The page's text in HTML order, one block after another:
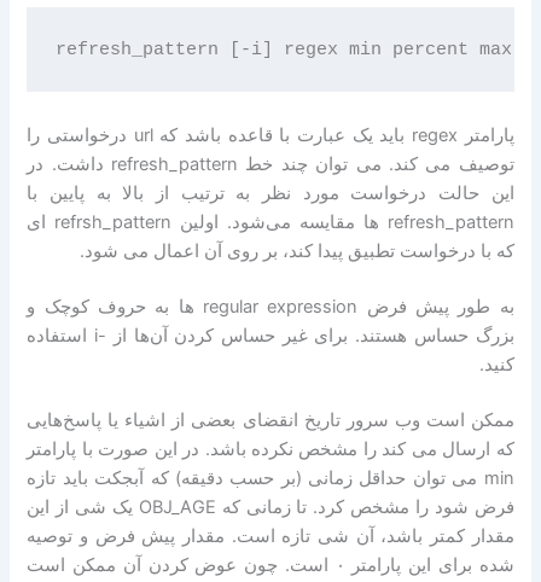
پارامتر regex باید یک عبارت با قاعده باشد که url درخواستی را
توصیف می کند. می توان چند خط refresh_pattern داشت. در
این حالت درخواست مورد نظر به ترتیب از بالا به پایین با
refresh_pattern ها مقایسه می‌شود. اولین refrsh_pattern ای
که با درخواست تطبیق پیدا کند، بر روی آن اعمال می شود.
به طور پیش فرض regular expression ها به حروف کوچک و
بزرگ حساس هستند. برای غیر حساس کردن آن‌ها از -i استفاده
کنید.
ممکن است وب سرور تاریخ انقضای بعضی از اشیاء یا پاسخ‌هایی
که ارسال می کند را مشخص نکرده باشد. در این صورت با پارامتر
min می توان حداقل زمانی (بر حسب دقیقه) که آبجکت باید تازه
فرض شود را مشخص کرد. تا زمانی که OBJ_AGE یک شی از این
مقدار کمتر باشد، آن شی تازه است. مقدار پیش فرض و توصیه
شده برای این پارامتر ۰ است. چون عوض کردن آن ممکن است